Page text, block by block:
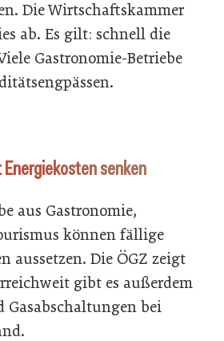
Die Wirtschaftskammer
ab. Es gilt: schnell die
Gastronomie-Betriebe
senken
aus Gastronomie,
können fällige
aussetzen. Die ÖGZ zeigt
gibt es außerdem
Gasabschaltungen bei